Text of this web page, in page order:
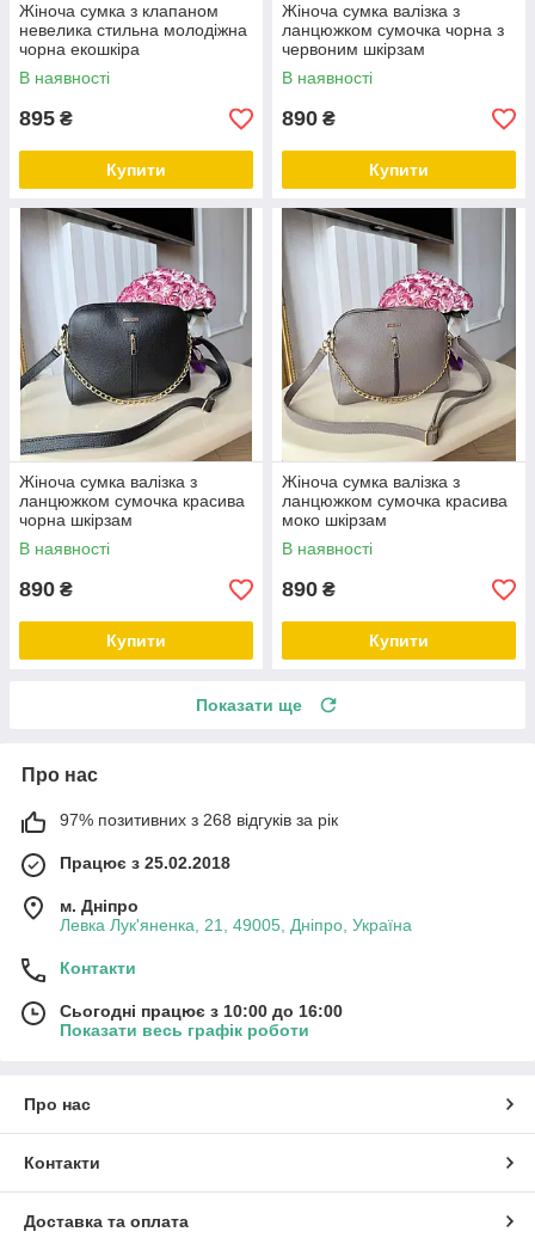
Жіноча сумка з клапаном
невелика стильна молодіжна
чорна екошкіра
В наявності
895 ₴
Купити
Жіноча сумка валізка з
ланцюжком сумочка чорна з
червоним шкірзам
В наявності
890 ₴
Купити
Жіноча сумка валізка з
ланцюжком сумочка красива
чорна шкірзам
В наявності
890 ₴
Купити
Жіноча сумка валізка з
ланцюжком сумочка красива
моко шкірзам
В наявності
890 ₴
Купити
Показати ще
Про нас
97% позитивних з 268 відгуків за рік
Працює з 25.02.2018
м. Дніпро
Левка Лук'яненка, 21, 49005, Дніпро, Україна
Контакти
Сьогодні працює з 10:00 до 16:00
Показати весь графік роботи
Про нас
Контакти
Доставка та оплата